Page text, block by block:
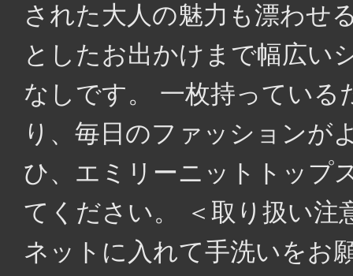
された大人の魅力も漂わせ
としたお出かけまで幅広い
なしです。 一枚持ってい
り、毎日のファッションが
ひ、エミリーニットトップ
てください。 ＜取り扱い注
ネットに入れて手洗いをお